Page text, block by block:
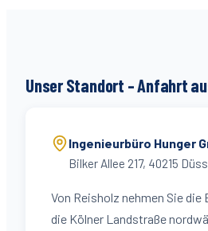
Unser Standort – Anfahrt
Ingenieurbüro Hunger
Bilker Allee 217, 40215
Von Reisholz nehmen Sie die
die Kölner Landstraße